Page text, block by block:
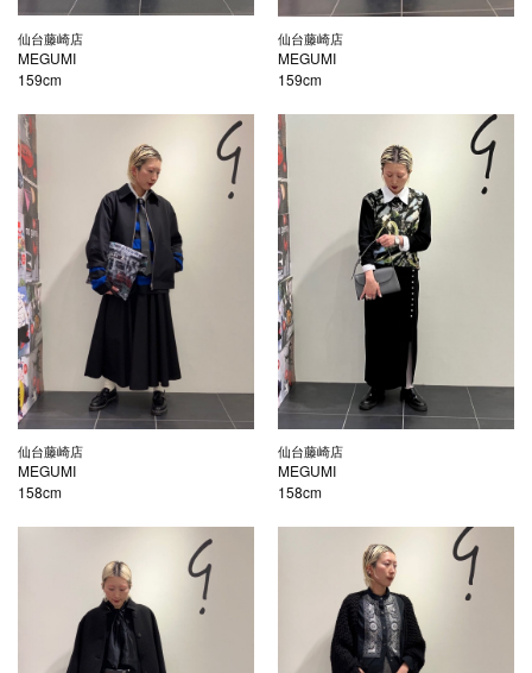
仙台藤崎店
MEGUMI
159cm
仙台藤崎店
MEGUMI
159cm
仙台藤崎店
MEGUMI
158cm
仙台藤崎店
MEGUMI
158cm